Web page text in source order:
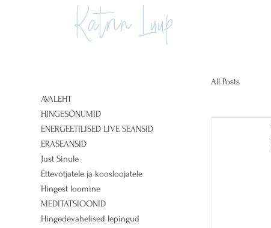
AVALEHT
HINGESÕNUMID
ENERGEETILISED LIVE SEANSID
ERASEANSID
Just Sinule
Ettevõtjatele ja koosloojatele
Hingest loomine
MEDITATSIOONID
Hingedevahelised lepingud
Katrin Luup
All Posts